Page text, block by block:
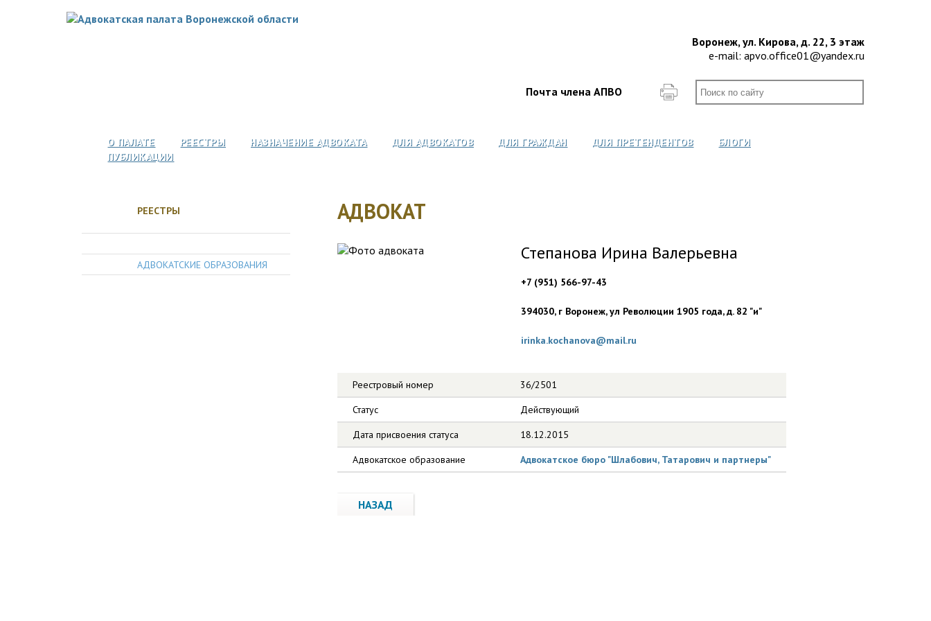
Воронеж, ул. Кирова, д. 22, 3 этаж
e-mail: apvo.office01@yandex.ru
Почта члена АПВО
О ПАЛАТЕ РЕЕСТРЫ НАЗНАЧЕНИЕ АДВОКАТА ДЛЯ АДВОКАТОВ ДЛЯ ГРАЖДАН ДЛЯ ПРЕТЕНДЕНТОВ
БЛОГИ
ПУБЛИКАЦИИ
РЕЕСТРЫ
АДВОКАТСКИЕ ОБРАЗОВАНИЯ
АДВОКАТ
Степанова Ирина Валерьевна
+7 (951) 566-97-43
394030, г Воронеж, ул Революции 1905 года, д. 82 "и"
irinka.kochanova@mail.ru
Реестровый номер
36/2501
Статус
Действующий
Дата присвоения статуса
18.12.2015
Адвокатское образование
Адвокатское бюро "Шлабович, Татарович и партнеры"
НАЗАД